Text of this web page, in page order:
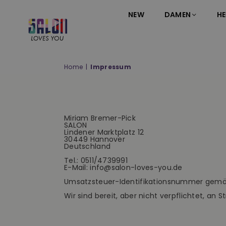
NEW DAMEN
Home | Impressum
Miriam Bremer-Pick
SALON
Lindener Marktplatz 12
30449 Hannover
Deutschland
Tel.: 0511/4739991
E-Mail: info@salon-loves-you.de
Umsatzsteuer-Identifikationsnummer
Wir sind bereit, aber nicht verpflichtet, an